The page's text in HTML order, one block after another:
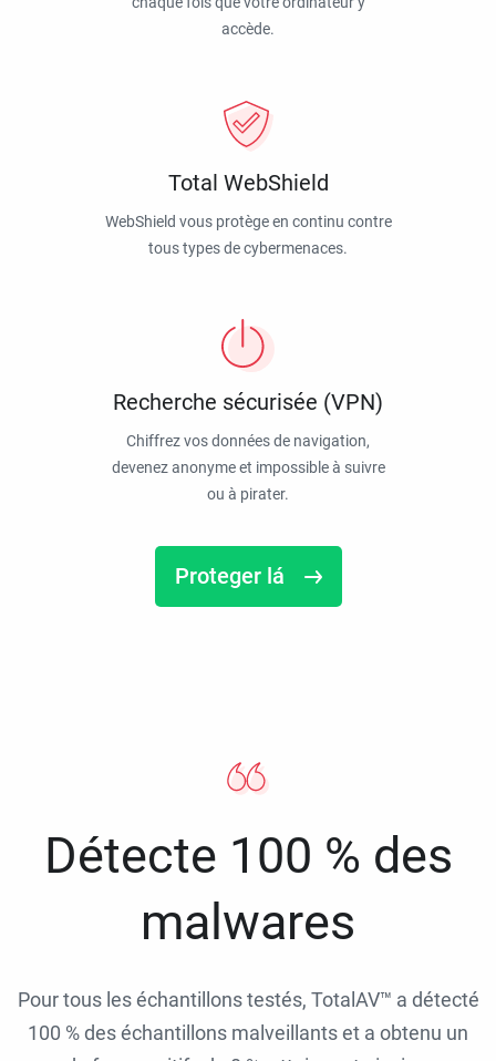
accède.
Total WebShield
WebShield vous protège en continu contre
tous types de cybermenaces.
Recherche sécurisée (VPN)
Chiffrez vos données de navigation,
devenez anonyme et impossible à suivre
ou à pirater.
Proteger lá
Détecte 100 % des
malwares
Pour tous les échantillons testés, TotalAV™ a détecté
100 % des échantillons malveillants et a obtenu un